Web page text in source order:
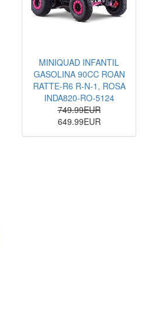
MINIQUAD INFANTIL
GASOLINA 90CC ROAN
RATTE-R6 R-N-1, ROSA
INDA820-RO-5124
749.99EUR
649.99EUR